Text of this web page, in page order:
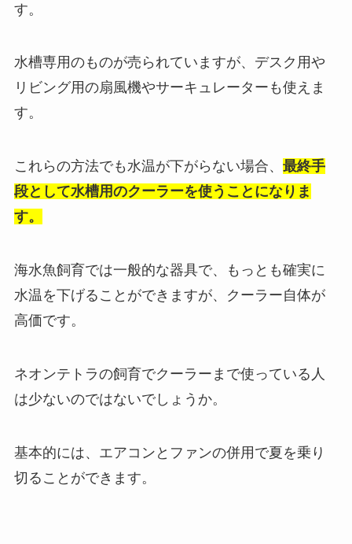
す。
水槽専用のものが売られていますが、デスク用や
リビング用の扇風機やサーキュレーターも使えま
す。
これらの方法でも水温が下がらない場合、 最終手
段として水槽用のクーラーを使うことになりま
す。
海水魚飼育では一般的な器具で、もっとも確実に
水温を下げることができますが、クーラー自体が
高価です。
ネオンテトラの飼育でクーラーまで使っている人
は少ないのではないでしょうか。
基本的には、エアコンとファンの併用で夏を乗り
切ることができます。